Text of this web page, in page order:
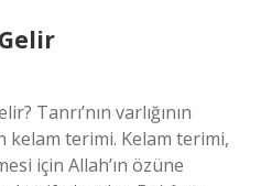
Tanrı’nın varlığının
kelam terimi. Kelam terimi,
için Allah’ın özüne